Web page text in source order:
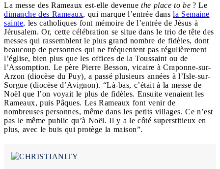
La messe des Rameaux est-elle devenue the place to be ? Le
dimanche des Rameaux, qui marque l’entrée dans la Semaine
sainte, les catholiques font mémoire de l’entrée de Jésus à
Jérusalem. Or, cette célébration se situe dans le trio de tête des
messes qui rassemblent le plus grand nombre de fidèles, dont
beaucoup de personnes qui ne fréquentent pas régulièrement
l’église, bien plus que les offices de la Toussaint ou de
l’Assomption. Le père Pierre Besson, vicaire à Craponne-sur-
Arzon (diocèse du Puy), a passé plusieurs années à l’Isle-sur-
Sorgue (diocèse d’Avignon). “Là-bas, c’était à la messe de
Noël que l’on voyait le plus de fidèles. Ensuite venaient les
Rameaux, puis Pâques. Les Rameaux font venir de
nombreuses personnes, même dans les petits villages. Ce n’est
pas le même public qu’à Noël. Il y a le côté superstitieux en
plus, avec le buis qui protège la maison”.